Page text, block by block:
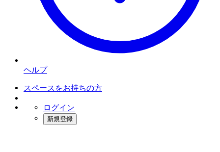
ヘルプ
スペースをお持ちの方
ログイン
新規登録